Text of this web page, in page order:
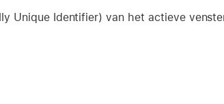
Unique Identifier) van het actieve